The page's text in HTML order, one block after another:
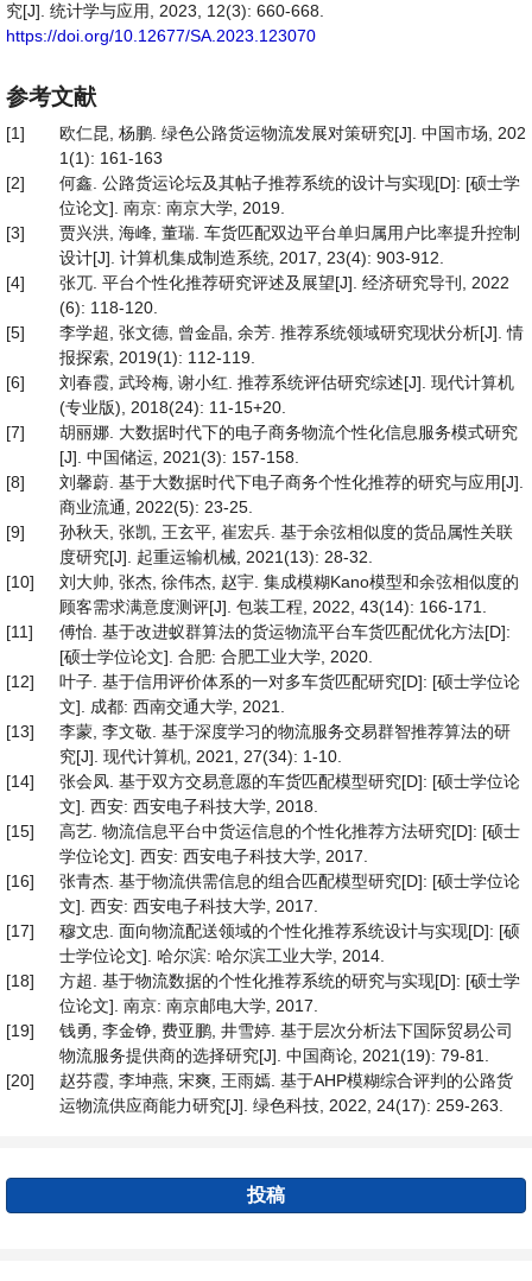
究[J]. 统计学与应用, 2023, 12(3): 660-668.
https://doi.org/10.12677/SA.2023.123070
参考文献
[1]
欧仁昆, 杨鹏. 绿色公路货运物流发展对策研究[J]. 中国市场, 202
1(1): 161-163
[2]
何鑫. 公路货运论坛及其帖子推荐系统的设计与实现[D]: [硕士学
位论文]. 南京: 南京大学, 2019.
[3]
贾兴洪, 海峰, 董瑞. 车货匹配双边平台单归属用户比率提升控制
设计[J]. 计算机集成制造系统, 2017, 23(4): 903-912.
[4]
张兀. 平台个性化推荐研究评述及展望[J]. 经济研究导刊, 2022
(6): 118-120.
[5]
李学超, 张文德, 曾金晶, 余芳. 推荐系统领域研究现状分析[J]. 情
报探索, 2019(1): 112-119.
[6]
刘春霞, 武玲梅, 谢小红. 推荐系统评估研究综述[J]. 现代计算机
(专业版), 2018(24): 11-15+20.
[7]
胡丽娜. 大数据时代下的电子商务物流个性化信息服务模式研究
[J]. 中国储运, 2021(3): 157-158.
[8]
刘馨蔚. 基于大数据时代下电子商务个性化推荐的研究与应用[J].
商业流通, 2022(5): 23-25.
[9]
孙秋天, 张凯, 王玄平, 崔宏兵. 基于余弦相似度的货品属性关联
度研究[J]. 起重运输机械, 2021(13): 28-32.
[10]
刘大帅, 张杰, 徐伟杰, 赵宇. 集成模糊Kano模型和余弦相似度的
顾客需求满意度测评[J]. 包装工程, 2022, 43(14): 166-171.
[11]
傅怡. 基于改进蚁群算法的货运物流平台车货匹配优化方法[D]:
[硕士学位论文]. 合肥: 合肥工业大学, 2020.
[12]
叶子. 基于信用评价体系的一对多车货匹配研究[D]: [硕士学位论
文]. 成都: 西南交通大学, 2021.
[13]
李蒙, 李文敬. 基于深度学习的物流服务交易群智推荐算法的研
究[J]. 现代计算机, 2021, 27(34): 1-10.
[14]
张会凤. 基于双方交易意愿的车货匹配模型研究[D]: [硕士学位论
文]. 西安: 西安电子科技大学, 2018.
[15]
高艺. 物流信息平台中货运信息的个性化推荐方法研究[D]: [硕士
学位论文]. 西安: 西安电子科技大学, 2017.
[16]
张青杰. 基于物流供需信息的组合匹配模型研究[D]: [硕士学位论
文]. 西安: 西安电子科技大学, 2017.
[17]
穆文忠. 面向物流配送领域的个性化推荐系统设计与实现[D]: [硕
士学位论文]. 哈尔滨: 哈尔滨工业大学, 2014.
[18]
方超. 基于物流数据的个性化推荐系统的研究与实现[D]: [硕士学
位论文]. 南京: 南京邮电大学, 2017.
[19]
钱勇, 李金铮, 费亚鹏, 井雪婷. 基于层次分析法下国际贸易公司
物流服务提供商的选择研究[J]. 中国商论, 2021(19): 79-81.
[20]
赵芬霞, 李坤燕, 宋爽, 王雨嫣. 基于AHP模糊综合评判的公路货
运物流供应商能力研究[J]. 绿色科技, 2022, 24(17): 259-263.
投稿